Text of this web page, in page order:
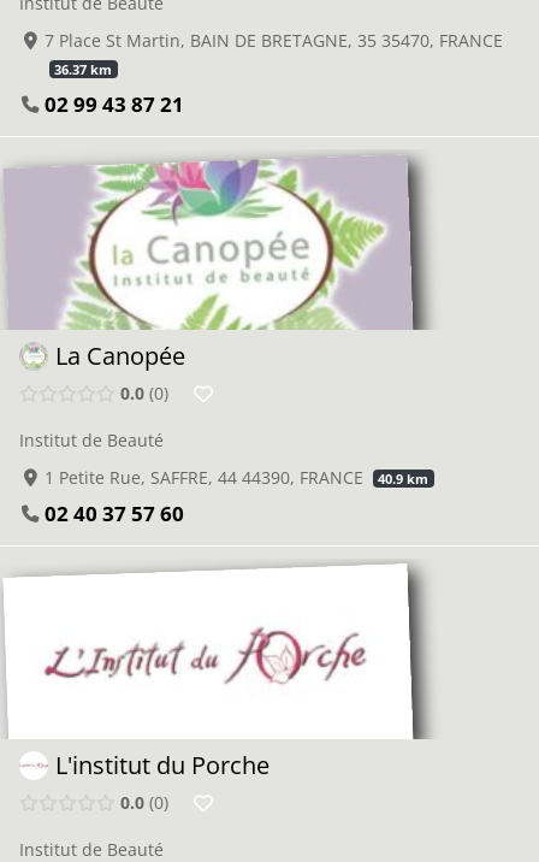
7 Place St Martin, BAIN DE BRETAGNE, 35 35470, FRANCE
36.37 km
02 99 43 87 21
La Canopée
0.0 0
Institut de Beauté
1 Petite Rue, SAFFRE, 44 44390, FRANCE
40.9 km
02 40 37 57 60
L'institut du Porche
0.0 0
Institut de Beauté